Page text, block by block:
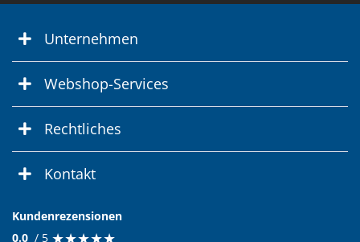
Unternehmen
Webshop-Services
Rechtliches
Kontakt
Kundenrezensionen
0.0 / 5 ★★★★★
★★★★★